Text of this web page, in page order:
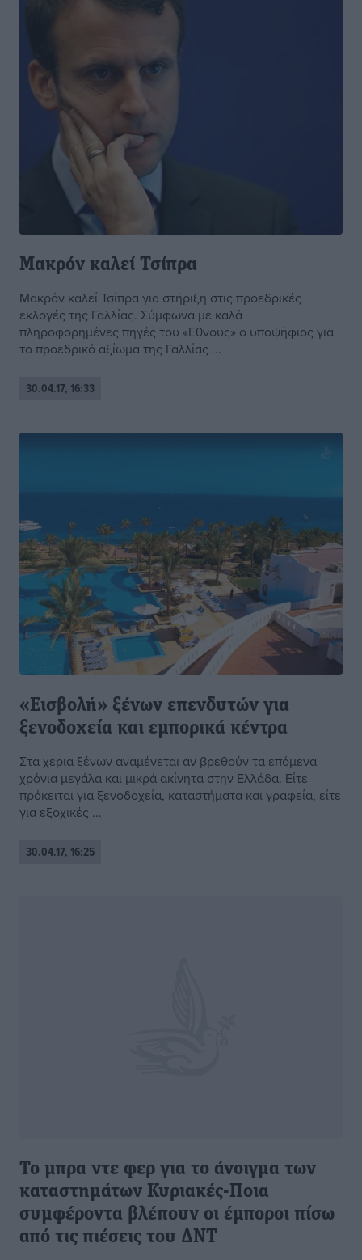
Μακρόν καλεί Τσίπρα
Μακρόν καλεί Τσίπρα για στήριξη στις προεδρικές
εκλογές της Γαλλίας. Σύμφωνα με καλά
πληροφορημένες πηγές του «Εθνους» ο υποψήφιος για
το προεδρικό αξίωμα της Γαλλίας ...
30.04.17, 16:33
«Εισβολή» ξένων επενδυτών για
ξενοδοχεία και εμπορικά κέντρα
Στα χέρια ξένων αναμένεται αν βρεθούν τα επόμενα
χρόνια μεγάλα και μικρά ακίνητα στην Ελλάδα. Είτε
πρόκειται για ξενοδοχεία, καταστήματα και γραφεία, είτε
για εξοχικές ...
30.04.17, 16:25
Το μπρα ντε φερ για το άνοιγμα των
καταστημάτων Κυριακές-Ποια
συμφέροντα βλέπουν οι έμποροι πίσω
από τις πιέσεις του ΔΝΤ